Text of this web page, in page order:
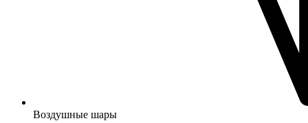
Воздушные шары